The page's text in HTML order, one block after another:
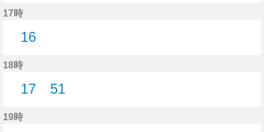
17時
16
18時
17
51
19時